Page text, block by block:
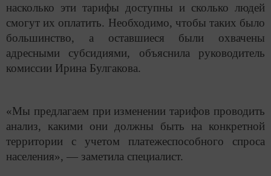
насколько эти тарифы доступны и сколько людей
смогут их оплатить. Необходимо, чтобы таких было
большинство, а оставшиеся были охвачены
адресными субсидиями, объяснила руководитель
комиссии Ирина Булгакова.
«Мы предлагаем при изменении тарифов проводить
анализ, какими они должны быть на конкретной
территории с учетом платежеспособного спроса
населения», — заметила специалист.